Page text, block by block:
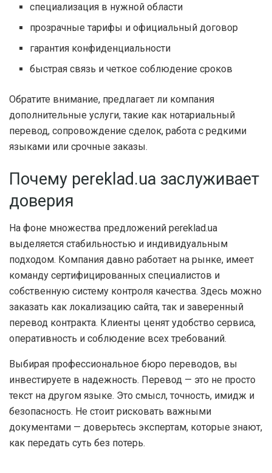
специализация в нужной области
прозрачные тарифы и официальный договор
гарантия конфиденциальности
быстрая связь и четкое соблюдение сроков
Обратите внимание, предлагает ли компания
дополнительные услуги, такие как нотариальный
перевод, сопровождение сделок, работа с редкими
языками или срочные заказы.
Почему pereklad.ua заслуживает
доверия
На фоне множества предложений pereklad.ua
выделяется стабильностью и индивидуальным
подходом. Компания давно работает на рынке, имеет
команду сертифицированных специалистов и
собственную систему контроля качества. Здесь можно
заказать как локализацию сайта, так и заверенный
перевод контракта. Клиенты ценят удобство сервиса,
оперативность и соблюдение всех требований.
Выбирая профессиональное бюро переводов, вы
инвестируете в надежность. Перевод — это не просто
текст на другом языке. Это смысл, точность, имидж и
безопасность. Не стоит рисковать важными
документами — доверьтесь экспертам, которые знают,
как передать суть без потерь.